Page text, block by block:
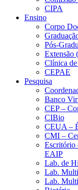
CIPA
Ensino
Corpo
Pós-
Extensão
Clínica
CEPAE
Pesquisa
Banco
CEP –
CIBio
CEUA –
CMI –
Escritório
EAIP
Lab. de
Lab.
Lab.